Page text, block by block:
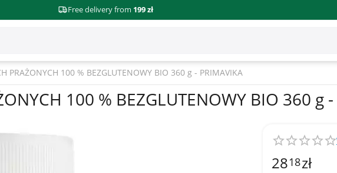
Free delivery from 199 zł
PRAŻONYCH 100 % BEZGLUTENOWY BIO 360 g - PRIMAVIKA
100 % BEZGLUTENOWY BIO 360 g
2818zł